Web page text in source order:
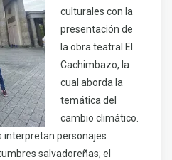
culturales con la
presentación de
la obra teatral El
Cachimbazo, la
cual aborda la
temática del
cambio climático.
interpretan personajes
salvadoreñas; el